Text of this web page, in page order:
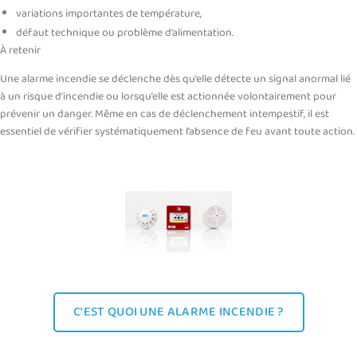
variations importantes de température,
défaut technique ou problème d’alimentation.
À retenir
Une alarme incendie se déclenche dès qu’elle détecte un signal anormal lié
à un risque d’incendie ou lorsqu’elle est actionnée volontairement pour
prévenir un danger. Même en cas de déclenchement intempestif, il est
essentiel de vérifier systématiquement l’absence de feu avant toute action.
C'EST QUOI UNE ALARME INCENDIE ?